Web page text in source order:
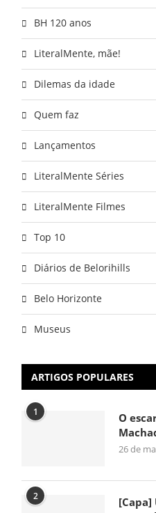
BH 120 anos
LiteralMente, mãe!
Dilemas da idade
Quem faz
Lançamentos
LiteralMente Séries
LiteralMente Filmes
Top 10
Diários de Belorihills
Belo Horizonte
Museus
ARTIGOS POPULARES
1
O
26 de
2
[Capa]